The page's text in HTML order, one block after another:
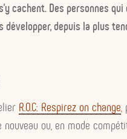
Des personnes
depuis la plus
R.O.C: Respirez on change,
ou, en mode